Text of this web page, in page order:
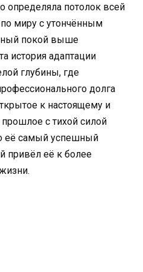
определяла потолок всей
миру с утончённым
покой выше
история адаптации
глубины, где
долга
к настоящему и
с тихой силой
её самый успешный
привёл её к более